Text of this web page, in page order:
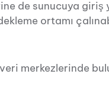
de sunucuya giriş
ortamı
veri merkezlerinde